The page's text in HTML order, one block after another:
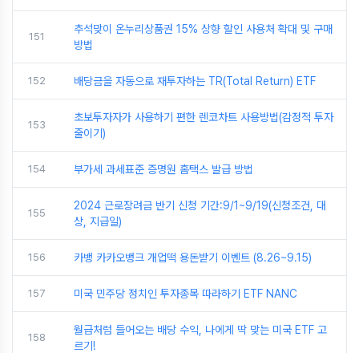
151
추석맞이 온누리상품권 15% 상향 할인 사용처 확대 및 구매
방법
152 배당금을 자동으로 재투자하는 TR(Total Return) ETF
153
초보투자자가 사용하기 편한 렌코차트 사용방법(감정적 투자
줄이기)
154 부가세 과세표준 증명원 홈택스 발급 방법
155
2024 근로장려금 반기 신청 기간:9/1~9/19(신청조건, 대
상, 지급일)
156 카뱅 카카오뱅크 개업떡 용돈받기 이벤트 (8.26~9.15)
157 미국 민주당 정치인 투자종목 따라하기 ETF NANC
158
월급처럼 들어오는 배당 수익, 나에게 딱 맞는 미국 ETF 고
르기!